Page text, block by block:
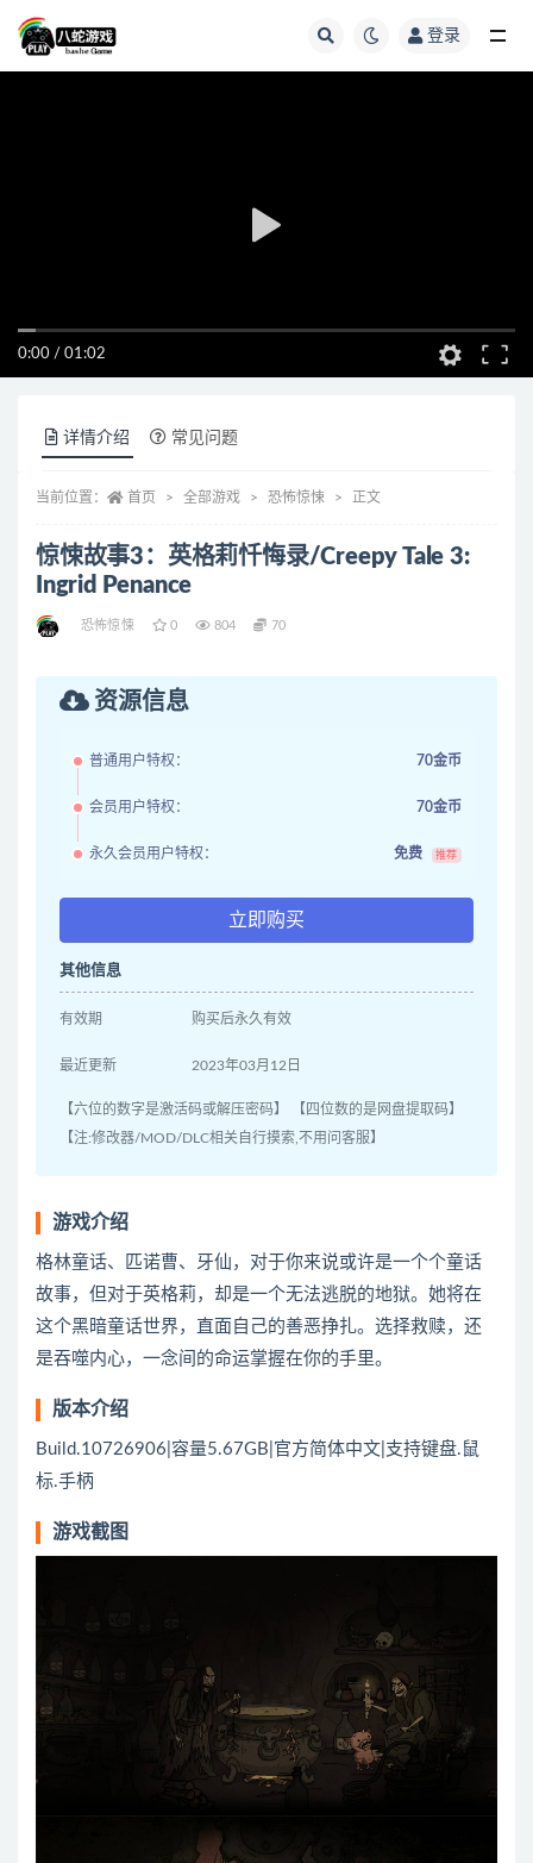
登录
0:00 / 01:02
详情介绍 常见问题
当前位置： 首页 全部游戏 恐怖惊悚 正文
惊悚故事3：英格莉忏悔录/Creepy Tale 3:
Ingrid Penance
恐怖惊悚 0 804 70
资源信息
普通用户特权： 70金币
会员用户特权： 70金币
永久会员用户特权： 免费 推荐
立即购买
其他信息
有效期 购买后永久有效
最近更新 2023年03月12日
【六位的数字是激活码或解压密码】 【四位数的是网盘提取码】
【注:修改器/MOD/DLC相关自行摸索,不用问客服】
游戏介绍
格林童话、匹诺曹、牙仙，对于你来说或许是一个个童话
故事，但对于英格莉，却是一个无法逃脱的地狱。她将在
这个黑暗童话世界，直面自己的善恶挣扎。选择救赎，还
是吞噬内心，一念间的命运掌握在你的手里。
版本介绍
Build.10726906|容量5.67GB|官方简体中文|支持键盘.鼠
标.手柄
游戏截图